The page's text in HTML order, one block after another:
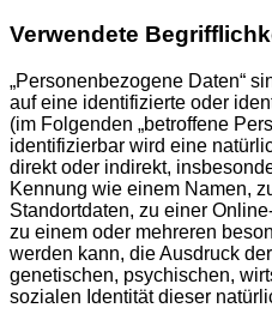
Verwendete
„Personenbezogene Daten“
auf eine identifizierte oder
(im Folgenden „betroffene
identifizierbar wird eine
direkt oder indirekt,
Kennung wie einem Namen,
Standortdaten, zu einer
zu einem oder mehreren
werden kann, die Ausdruck
genetischen, psychischen,
sozialen Identität dieser